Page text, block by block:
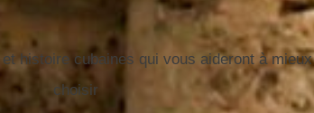
histoire cubaines qui vous aideront à mieux
choisir